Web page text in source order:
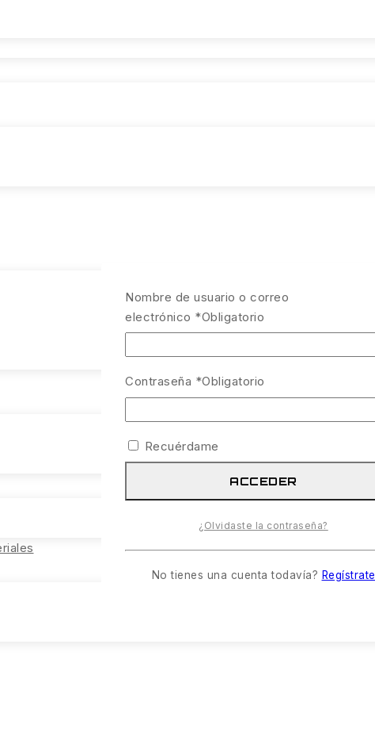
Nombre de usuario o correo
electrónico *Obligatorio
Contraseña *Obligatorio
Recuérdame
ACCEDER
¿Olvidaste la contraseña?
No tienes una cuenta todavía? Regístrate